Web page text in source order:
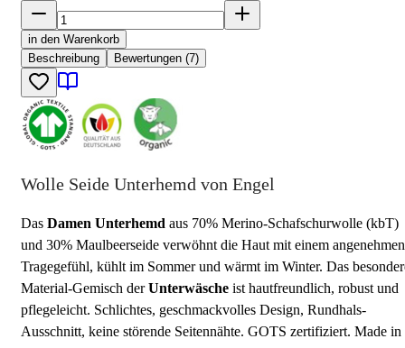
in den Warenkorb
Beschreibung
Bewertungen (7)
Wolle Seide Unterhemd von Engel
Das Damen Unterhemd aus 70% Merino-Schafschurwolle (kbT)
und 30% Maulbeerseide verwöhnt die Haut mit einem angenehmen
Tragegefühl, kühlt im Sommer und wärmt im Winter. Das
Material-Gemisch derUnterwäsche ist hautfreundlich, robust und
pflegeleicht. Schlichtes, geschmackvolles Design, Rundhals-
Ausschnitt, keine störende Seitennähte. GOTS zertifiziert. Made in